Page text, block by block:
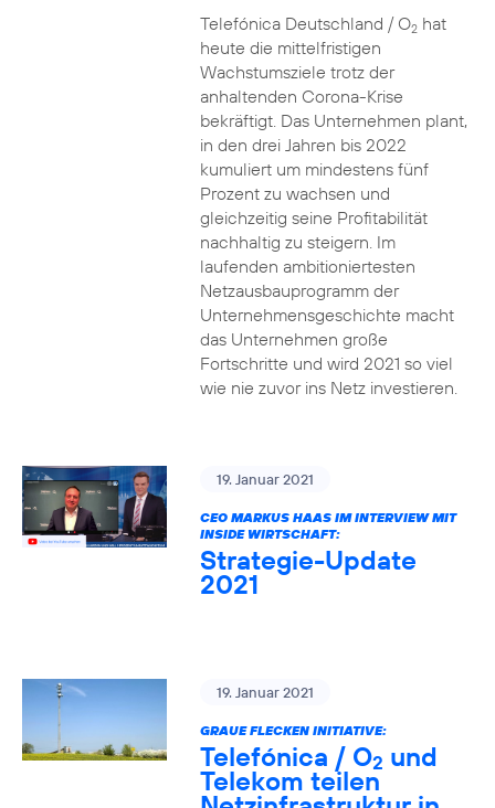
Telefónica Deutschland / O2hat
heute die mittelfristigen
Wachstumsziele trotz der
anhaltenden Corona-Krise
bekräftigt. Das Unternehmen plant,
in den drei Jahren bis 2022
kumuliert um mindestens fünf
Prozent zu wachsen und
gleichzeitig seine Profitabilität
nachhaltig zu steigern. Im
laufenden ambitioniertesten
Netzausbauprogramm der
Unternehmensgeschichte macht
das Unternehmen große
Fortschritte und wird 2021 so viel
wie nie zuvor ins Netz investieren.
19. Januar 2021
CEO MARKUS HAAS IM INTERVIEW MIT
INSIDE WIRTSCHAFT:
Strategie-Update
2021
19. Januar 2021
GRAUE FLECKEN INITIATIVE:
Telefónica / O2 und
Telekom teilen